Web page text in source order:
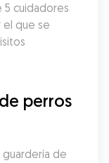
cuidadores
el que se
perros
guardería de